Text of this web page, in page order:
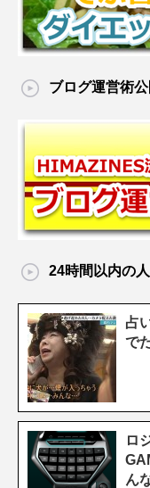
ブログ運営術
24時間以内の
占
で
ロ
ん